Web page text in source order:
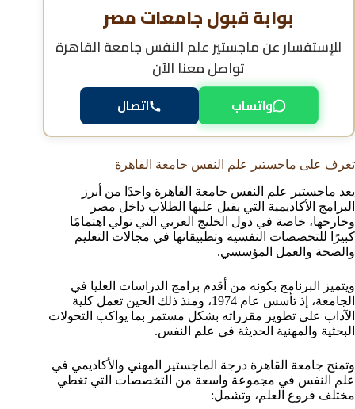
بوابة قبول جامعات مصر
للإستفسار عنماجستير علم النفس جامعة القاهرة
تواصل معنا الآن
واتساب اتصال
تعرف على ماجستير علم النفس جامعة القاهرة
يعد ماجستير علم النفس جامعة القاهرة واحدًا من أبرز
البرامج الأكاديمية التي يقبل عليها الطلاب داخل مصر
وخارجها، خاصة في دول الخليج العربي التي تولي اهتمامًا
كبيرًا للتخصصات النفسية وتطبيقاتها في مجالات التعليم
والصحة والعمل المؤسسي.
ويتميز البرنامج بكونه من أقدم برامج الدراسات العليا في
الجامعة، إذ تأسس عام 1974، ومنذ ذلك الحين تعمل كلية
الآداب على تطوير مقرراته بشكل مستمر بما يواكب التحولات
البحثية والمهنية الحديثة في علم النفس.
وتمنح جامعة القاهرة درجة الماجستير المهني والأكاديمي في
علم النفس في مجموعة واسعة من التخصصات التي تغطي
مختلف فروع العلم، وتشمل: